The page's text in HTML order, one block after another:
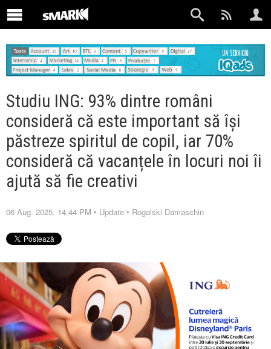
Studiu ING: 93% dintre români
consideră că este important să își
păstreze spiritul de copil, iar 70%
consideră că vacanțele în locuri noi îi
ajută să fie creativi
06 Aug. 2025, 14:44 PM • Update • Rogalski Damaschin